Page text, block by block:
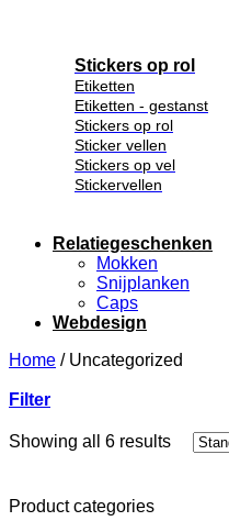
Stickers op rol
Etiketten
Etiketten - gestanst
Stickers op rol
Sticker vellen
Stickers op vel
Stickervellen
Relatiegeschenken
Mokken
Snijplanken
Caps
Webdesign
Home /Uncategorized
Filter
Showing all 6 results
Product categories